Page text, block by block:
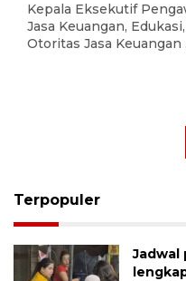
Kepala Eksekutif
Jasa Keuangan,
Otoritas Jasa Keuangan
Terpopuler
Jadwal